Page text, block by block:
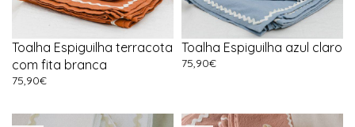
Toalha Espiguilha terracota
com fita branca
75,90€
Toalha Espiguilha azul claro
75,90€